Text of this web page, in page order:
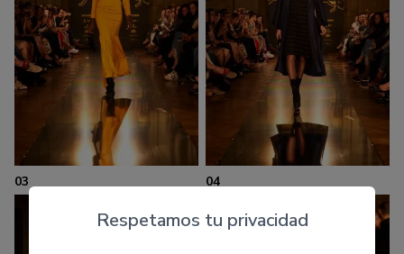
03 04
Respetamos tu privacidad